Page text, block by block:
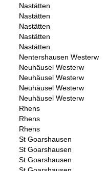
Nastätten
Nastätten
Nastätten
Nastätten
Nastätten
Nentershausen Westerw
Neuhäusel Westerw
Neuhäusel Westerw
Neuhäusel Westerw
Neuhäusel Westerw
Rhens
Rhens
Rhens
St Goarshausen
St Goarshausen
St Goarshausen